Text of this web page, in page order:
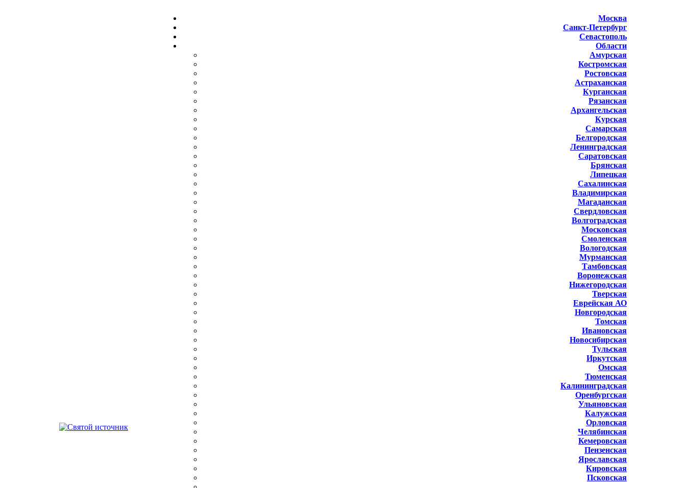
Москва
Санкт-Петербург
Севастополь
Области
Амурская
Костромская
Ростовская
Астраханская
Курганская
Рязанская
Архангельская
Курская
Самарская
Белгородская
Ленинградская
Саратовская
Брянская
Липецкая
Сахалинская
Владимирская
Магаданская
Свердловская
Волгоградская
Московская
Смоленская
Вологодская
Мурманская
Тамбовская
Воронежская
Нижегородская
Тверская
Еврейская АО
Новгородская
Томская
Ивановская
Новосибирская
Тульская
Иркутская
Омская
Тюменская
Калининградская
Оренбургская
Ульяновская
Калужская
Орловская
Челябинская
Кемеровская
Пензенская
Ярославская
Кировская
Псковская